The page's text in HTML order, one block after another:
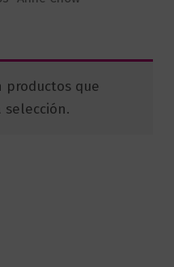
productos que
selección.